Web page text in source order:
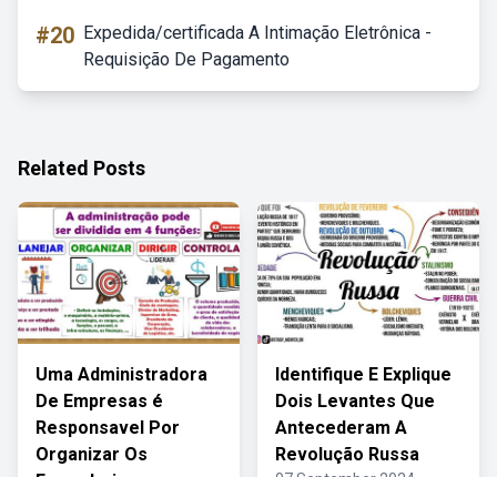
#20 Expedida/certificada A Intimação Eletrônica -
Requisição De Pagamento
Related Posts
Uma Administradora
De Empresas é
Responsavel Por
Organizar Os
Identifique E Explique
Dois Levantes Que
Antecederam A
Revolução Russa